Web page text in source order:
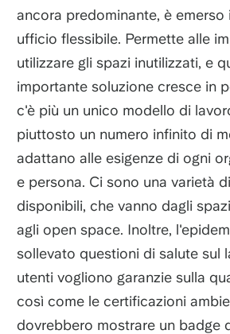
ancora predominante, è emerso
ufficio flessibile. Permette alle
utilizzare gli spazi inutilizzati, e
importante soluzione cresce in
c'è più un unico modello di
piuttosto un numero infinito di
adattano alle esigenze di ogni
e persona. Ci sono una varietà
disponibili, che vanno dagli
agli open space. Inoltre,
sollevato questioni di salute sul
utenti vogliono garanzie sulla
così come le certificazioni
dovrebbero mostrare un badge